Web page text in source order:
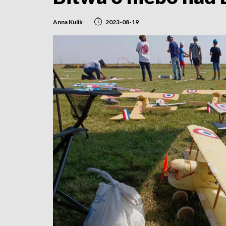
Anna Kulik 2023-08-19